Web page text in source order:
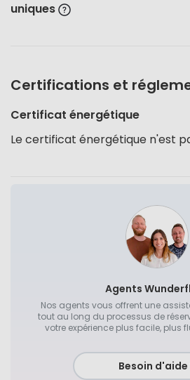
uniques
Certifications et
Certificat énergétique
Le certificat énergétique n'est
Agents
Nos agents vous offrent une
tout au long du processus de
votre expérience plus facile, plus
Besoin d'aide